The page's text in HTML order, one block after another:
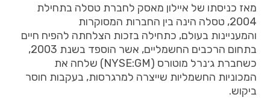
מאז כניסתו של איילון מאסק לחברת טסלה בתחילת
2004, טסלה הינה בין החברות המסוקרות
והמעניינות בעולם, כתחילה בזכות הצלחתה להפיח חיים
בתחום הרכבים החשמליים, אשר הוספד בשנת
כשחברת ג׳נרל מוטורס (NYSE:GM) שלחה את
המכוניות החשמליות שייצרה למרגרסות, בעקבות חוסר
ביקוש.